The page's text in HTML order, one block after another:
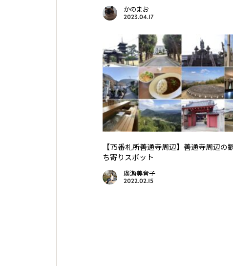
かのまお
2023.04.17
【75番札所善通寺周辺】善通寺周辺の
ち寄りスポット
廣瀬美音子
2022.02.15